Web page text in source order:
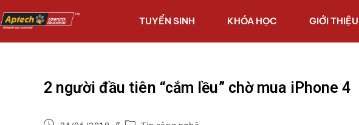
TUYỂN SINH KHÓA HỌC GIỚI THIỆU
2 người đầu tiên “cắm lều” chờ mua iPhone 4